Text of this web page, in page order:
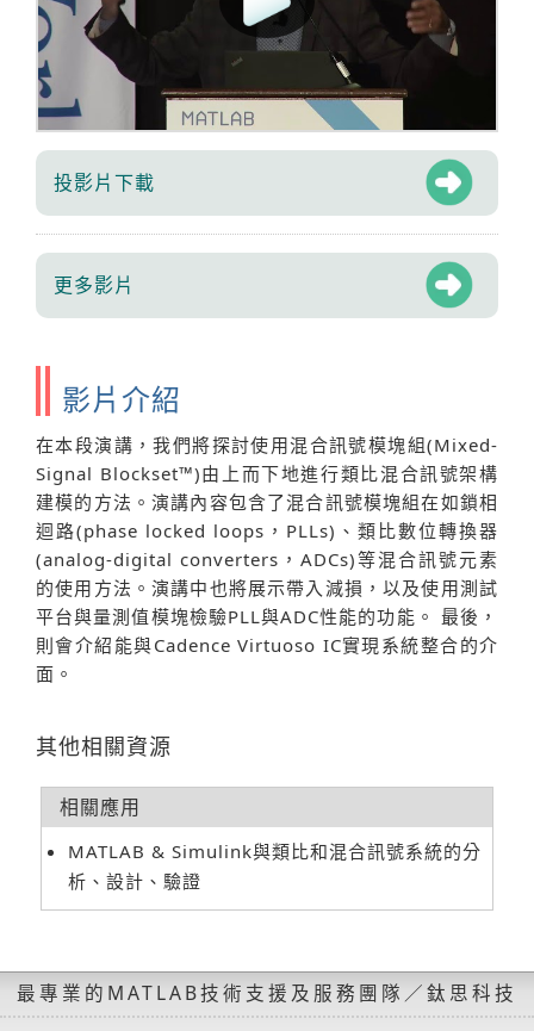
投影片下載
更多影片
影片介紹
在本段演講，我們將探討使用混合訊號模塊組(Mixed-
Signal Blockset™)由上而下地進行類比混合訊號架構
建模的方法。演講內容包含了混合訊號模塊組在如鎖相
迴路(phase locked loops，PLLs)、類比數位轉換器
(analog-digital converters，ADCs)等混合訊號元素
的使用方法。演講中也將展示帶入減損，以及使用測試
平台與量測值模塊檢驗PLL與ADC性能的功能。 最後，
則會介紹能與Cadence Virtuoso IC實現系統整合的介
面。
其他相關資源
相關應用
MATLAB & Simulink與類比和混合訊號系統的分
析、設計、驗證
最專業的MATLAB技術支援及服務團隊／鈦思科技